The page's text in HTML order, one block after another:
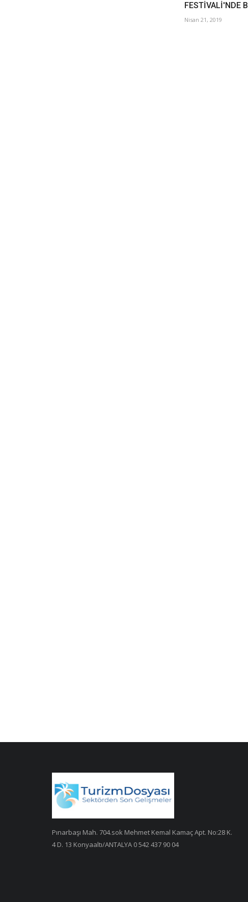
FESTİVALİ'NDE
Nisan 21, 2019
Pınarbaşı Mah. 704.sok Mehmet Kemal Kamaç Apt. No:28 K.
4 D. 13 Konyaaltı/ANTALYA 0 542 437 90 04